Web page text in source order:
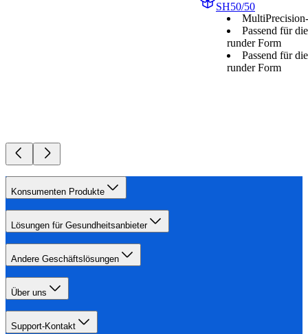
SH50/50
Passend für
runder Form
Passend für
runder Form
Konsumenten Produkte
Lösungen für Gesundheitsanbieter
Andere Geschäftslösungen
Über uns
Support-Kontakt